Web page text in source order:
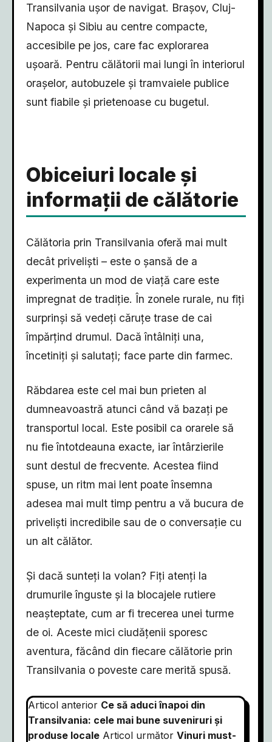
Transilvania ușor de navigat. Brașov, Cluj-
Napoca și Sibiu au centre compacte,
accesibile pe jos, care fac explorarea
ușoară. Pentru călătorii mai lungi în interiorul
orașelor, autobuzele și tramvaiele publice
sunt fiabile și prietenoase cu bugetul.
Obiceiuri locale și
informații de călătorie
Călătoria prin Transilvania oferă mai mult
decât priveliști – este o șansă de a
experimenta un mod de viață care este
impregnat de tradiție. În zonele rurale, nu fiți
surprinși să vedeți căruțe trase de cai
împărțind drumul. Dacă întâlniți una,
încetiniți și salutați; face parte din farmec.
Răbdarea este cel mai bun prieten al
dumneavoastră atunci când vă bazați pe
transportul local. Este posibil ca orarele să
nu fie întotdeauna exacte, iar întârzierile
sunt destul de frecvente. Acestea fiind
spuse, un ritm mai lent poate însemna
adesea mai mult timp pentru a vă bucura de
priveliști incredibile sau de o conversație cu
un alt călător.
Și dacă sunteți la volan? Fiți atenți la
drumurile înguste și la blocajele rutiere
neașteptate, cum ar fi trecerea unei turme
de oi. Aceste mici ciudățenii sporesc
aventura, făcând din fiecare călătorie prin
Transilvania o poveste care merită spusă.
Articol anterior Ce să aduci înapoi din
Transilvania: cele mai bune suveniruri și
produse locale Articol următor Vinuri must-